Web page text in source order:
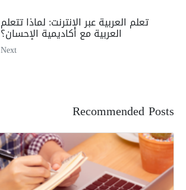
تعلم العربية عبر الإنترنت: لماذا تتعلم
العربية مع أكاديمية الإحسان؟
Next
Recommended Posts